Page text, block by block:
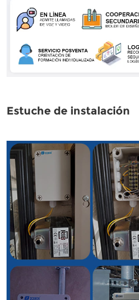
Estuche de instalación